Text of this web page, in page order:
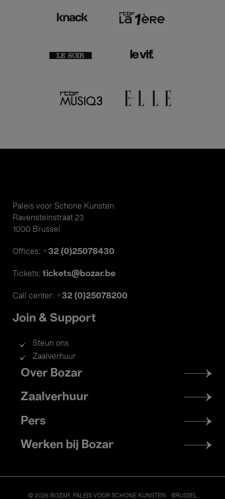
Paleis voor Schone Kunsten
Ravensteinstraat 23
1000 Brussel
Offices: +32 (0)25078430
Tickets: tickets@bozar.be
Call center: +32 (0)25078200
Join & Support
Steun ons
Zaalverhuur
Footer
menu
Over Bozar
Zaalverhuur
Pers
Werken bij Bozar
© 2026 BOZAR. PALEIS VOOR SCHONE KUNSTEN - BRUSSEL